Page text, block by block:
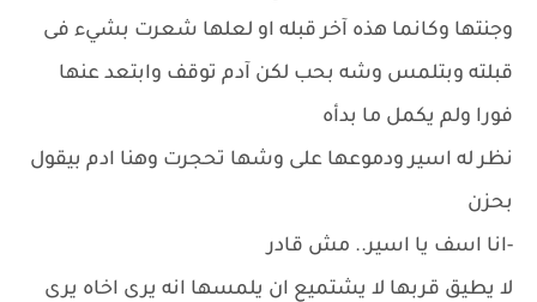
وجنتها وكانما هذه آخر قبله او لعلها شعرت بشيء فى
قبلته وبتلمس وشه بحب لكن آدم توقف وابتعد عنها
فورا ولم يكمل ما بدأه
نظر له اسير ودموعها على وشها تحجرت وهنا ادم بيقول
بحزن
-انا اسف يا اسير.. مش قادر
لا يطيق قربها لا يشتميع ان يلمسها انه يرى اخاه يرى